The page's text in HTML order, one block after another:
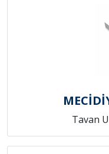
Tavan